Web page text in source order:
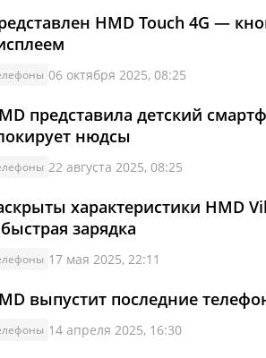
HMD Touch 4G —
06 октября 2025, 08:25
представила детский
нюдсы
22 августа 2025, 08:25
характеристики HMD
зарядка
17 мая 2025, 22:11
выпустит последние
14 апреля 2025, 16:30